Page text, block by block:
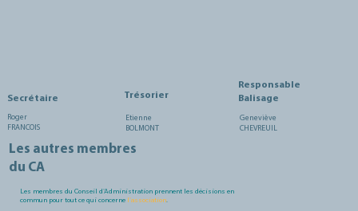
Etienne
BOLMONT
Trésorier
Geneviève
CHEVREUIL
Responsable
Balisage
Roger
FRANCOIS
Secrétaire
Les autres membres
du CA
Les membres du Conseil d'Administration prennent les décisions en
commun pour tout ce qui concerne l'association.